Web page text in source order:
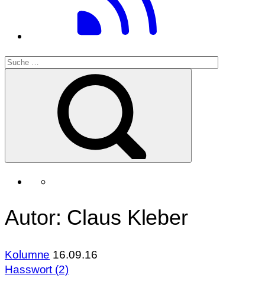
Autor: Claus Kleber
Kolumne 16.09.16
Hasswort (2)